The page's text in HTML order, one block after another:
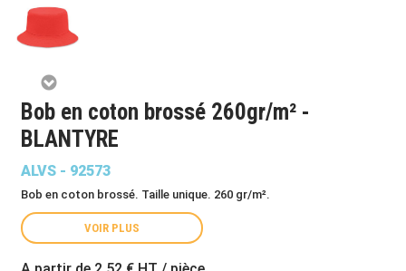
Bob en coton brossé 260gr/m² -
BLANTYRE
ALVS - 92573
Bob en coton brossé. Taille unique. 260 gr/m².
VOIR PLUS